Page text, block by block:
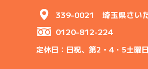
339-0021 埼玉県さい
0120-812-224
定休日：日祝、第2・4・5土曜